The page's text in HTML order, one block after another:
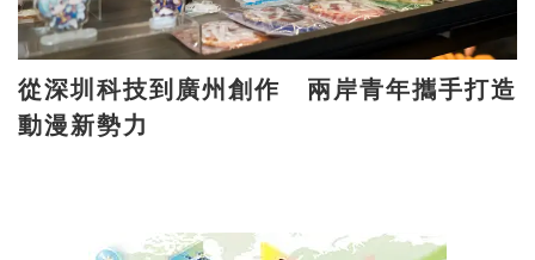
從深圳科技到廣州創作 兩岸青年攜手打造
動漫新勢力